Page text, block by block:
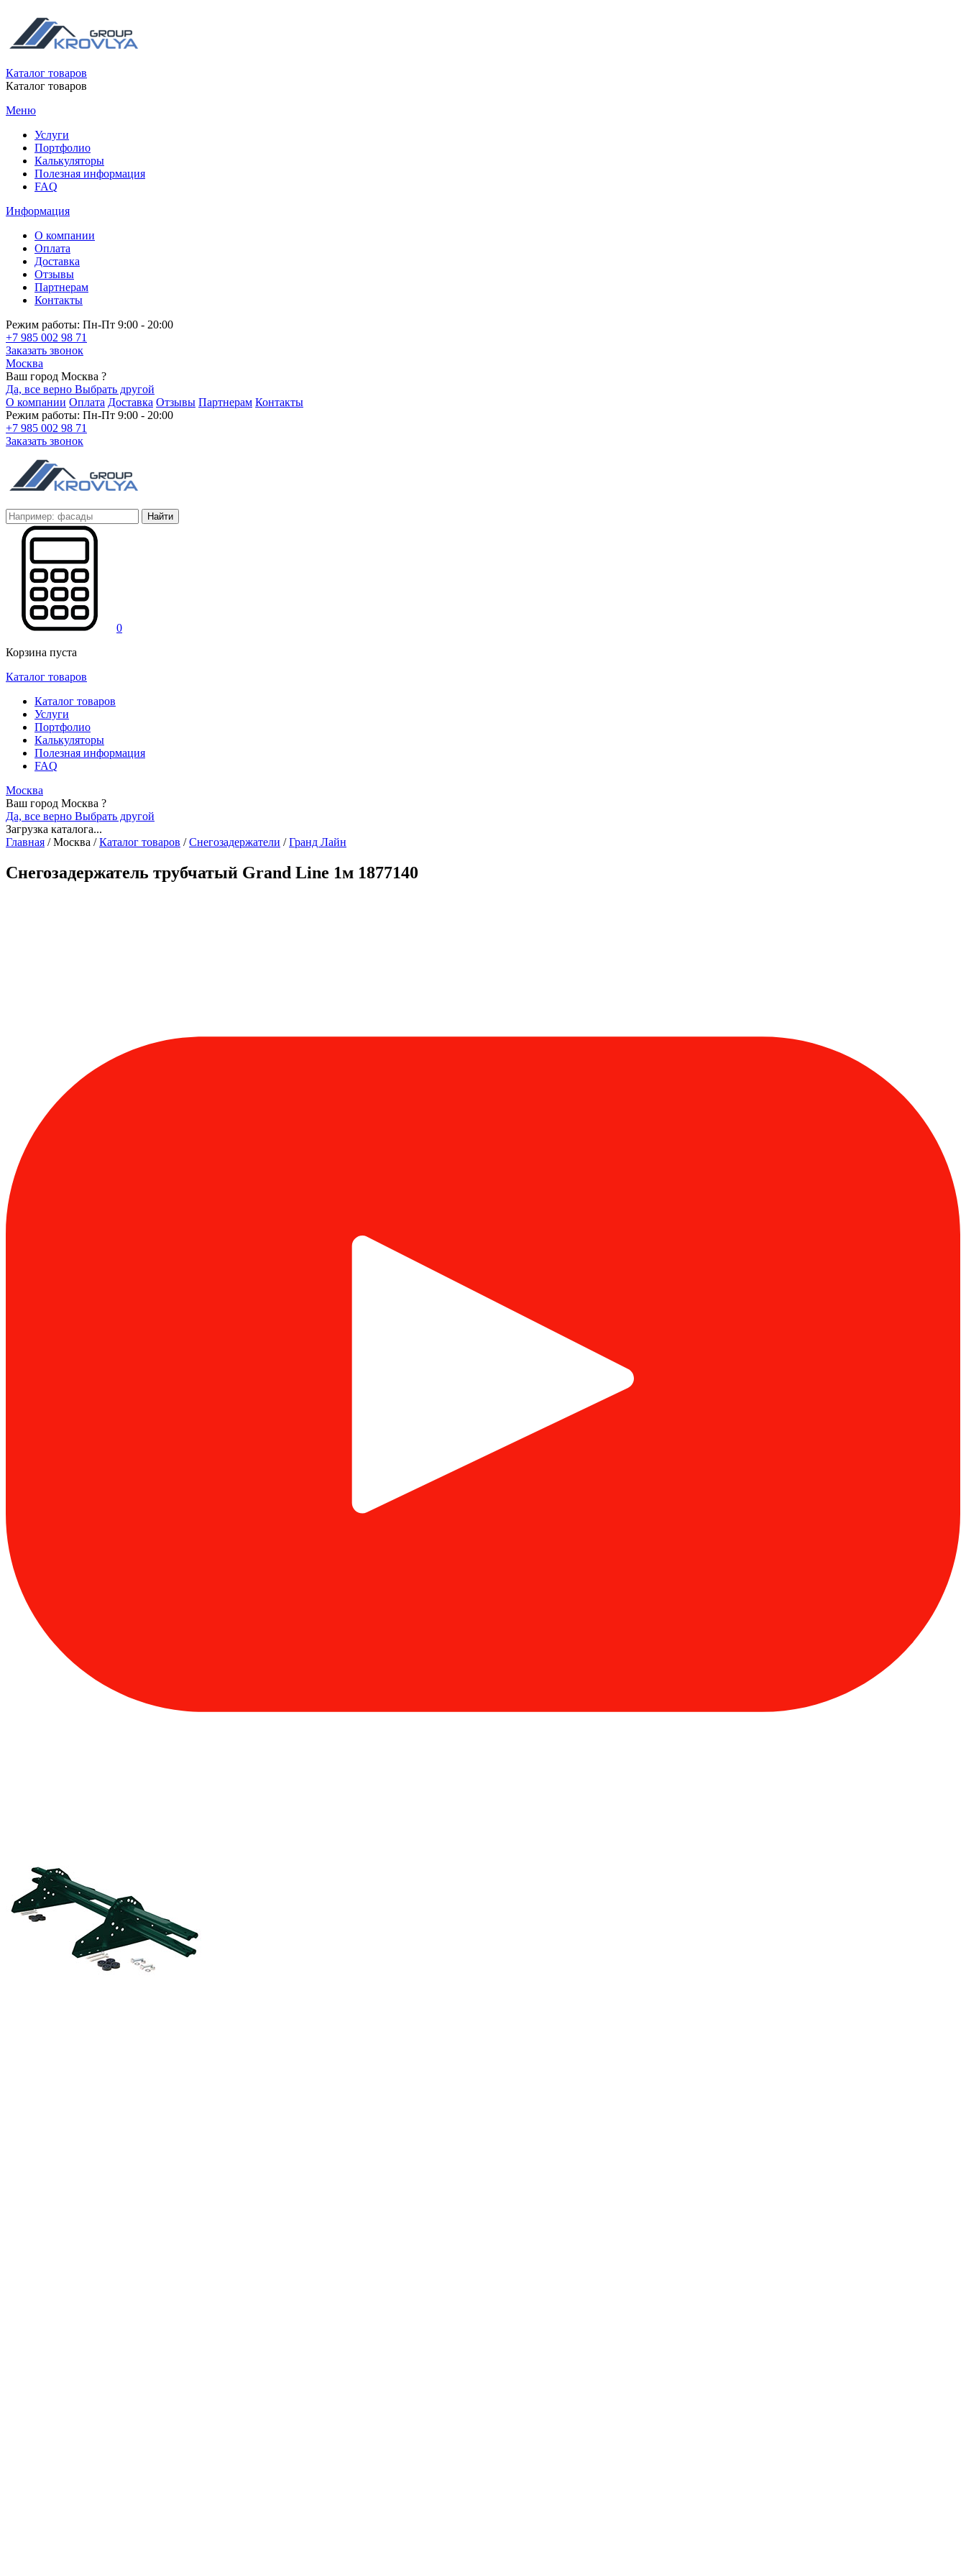
Каталог товаров
Каталог товаров
Меню
Услуги
Портфолио
Калькуляторы
Полезная информация
FAQ
Информация
О компании
Оплата
Доставка
Отзывы
Партнерам
Контакты
Режим работы: Пн-Пт 9:00 - 20:00
+7 985 002 98 71
Заказать звонок
Москва
Ваш город Москва ?
Да, все верно Выбрать другой
О компании Оплата Доставка Отзывы Партнерам Контакты
Режим работы: Пн-Пт 9:00 - 20:00
+7 985 002 98 71
Заказать звонок
Найти
0
Корзина пуста
Каталог товаров
Каталог товаров
Услуги
Портфолио
Калькуляторы
Полезная информация
FAQ
Москва
Ваш город Москва ?
Да, все верно Выбрать другой
Загрузка каталога...
Главная /Москва / Каталог товаров / Снегозадержатели / Гранд Лайн
Снегозадержатель трубчатый Grand Line 1м 1877140